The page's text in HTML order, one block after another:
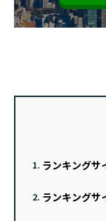
1. ランキングサ
2. ランキングサ